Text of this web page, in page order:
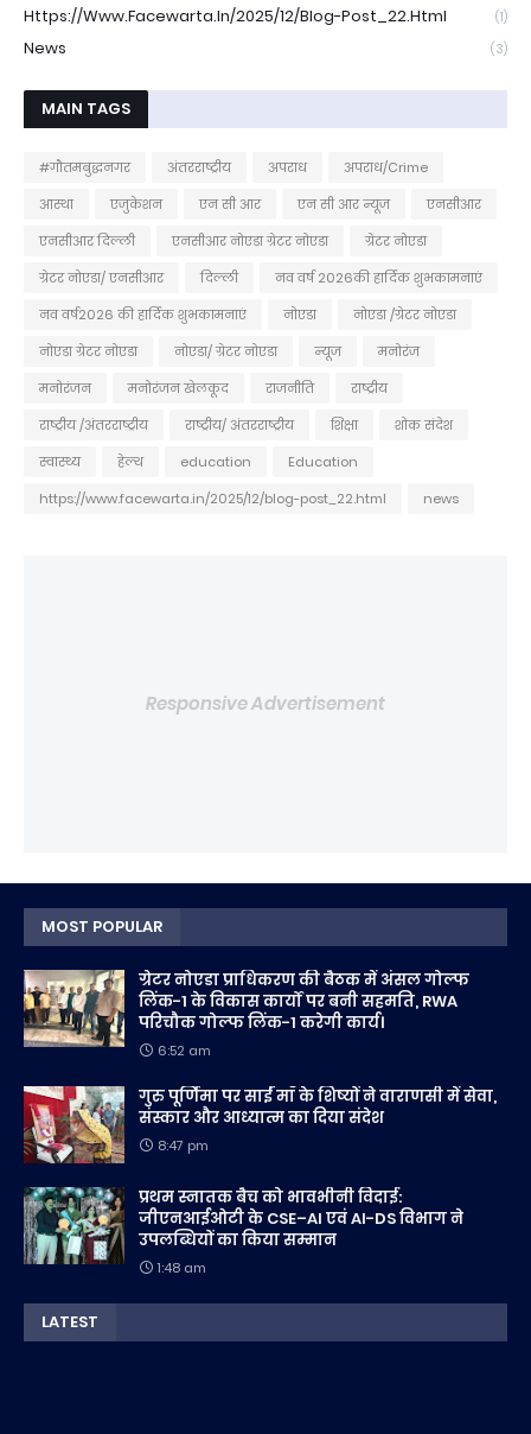
Https://www.facewarta.in/2025/12/blog-Post_22.html (1)
News (3)
MAIN TAGS
#गौतमबुद्धनगर अंतरराष्ट्रीय अपराध
अपराध/Crime
आस्था
एजुकेशन एन सी आर एन सी आर न्यूज
एनसीआर
एनसीआर दिल्ली
एनसीआर नोएडा ग्रेटर नोएडा
ग्रेटर नोएडा
ग्रेटर नोएडा/ एनसीआर
दिल्ली
नव वर्ष 2026की हार्दिक शुभकामनाएं
नव वर्ष2026 की हार्दिक शुभकामनाएं
नोएडा
नोएडा /ग्रेटर नोएडा
नोएडा ग्रेटर नोएडा
नोएडा/ ग्रेटर नोएडा न्यूज
मनोरंज
मनोरंजन
मनोरंजन खेलकूद राजनीति
राष्ट्रीय
राष्ट्रीय /अंतरराष्ट्रीय
राष्ट्रीय/ अंतरराष्ट्रीय शिक्षा
शोक संदेश
स्वास्थ्य
हेल्थ education
Education
https://www.facewarta.in/2025/12/blog-post_22.html
news
Responsive Advertisement
MOST POPULAR
ग्रेटर नोएडा प्राधिकरण की बैठक में अंसल गोल्फ
लिंक-1 के विकास कार्यों पर बनी सहमति, RWA
परिचौक गोल्फ लिंक-1 करेगी कार्य।
6:52 am
गुरु पूर्णिमा पर साईं माँ के शिष्यों ने वाराणसी में सेवा,
संस्कार और आध्यात्म का दिया संदेश
8:47 pm
प्रथम स्नातक बैच को भावभीनी विदाई:
जीएनआईओटी के CSE–AI एवं AI-DS विभाग ने
उपलब्धियों का किया सम्मान
1:48 am
LATEST